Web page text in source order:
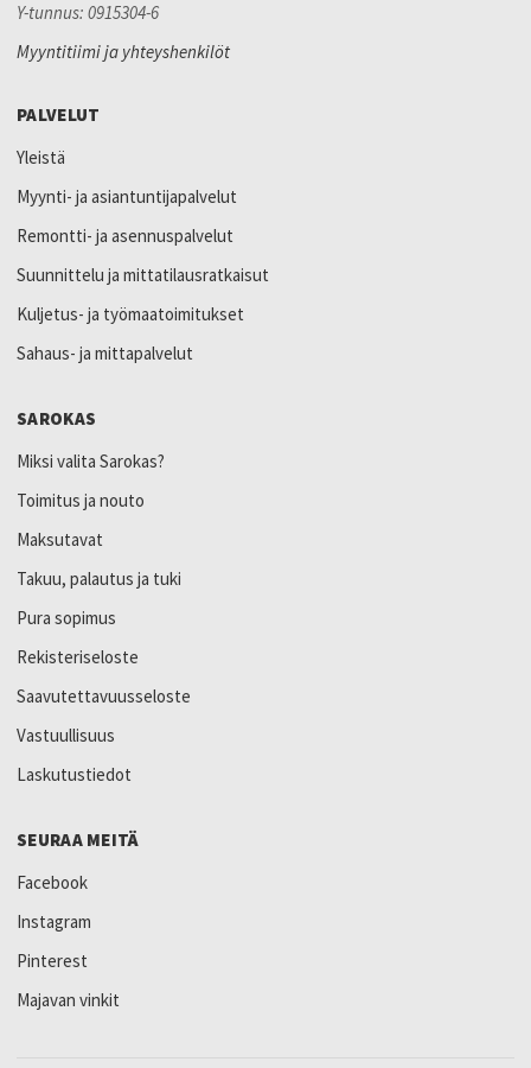
Y-tunnus: 0915304-6
Myyntitiimi ja yhteyshenkilöt
PALVELUT
Yleistä
Myynti- ja asiantuntijapalvelut
Remontti- ja asennuspalvelut
Suunnittelu ja mittatilausratkaisut
Kuljetus- ja työmaatoimitukset
Sahaus- ja mittapalvelut
SAROKAS
Miksi valita Sarokas?
Toimitus ja nouto
Maksutavat
Takuu, palautus ja tuki
Pura sopimus
Rekisteriseloste
Saavutettavuusseloste
Vastuullisuus
Laskutustiedot
SEURAA MEITÄ
Facebook
Instagram
Pinterest
Majavan vinkit